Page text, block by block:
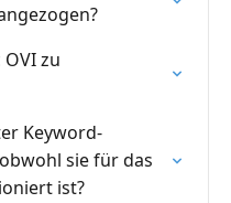
zu
Keyword-
sie für das
ist?